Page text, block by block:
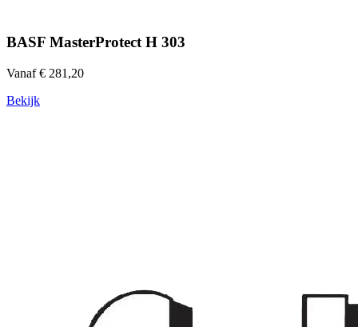
BASF MasterProtect H 303
Vanaf € 281,20
Bekijk